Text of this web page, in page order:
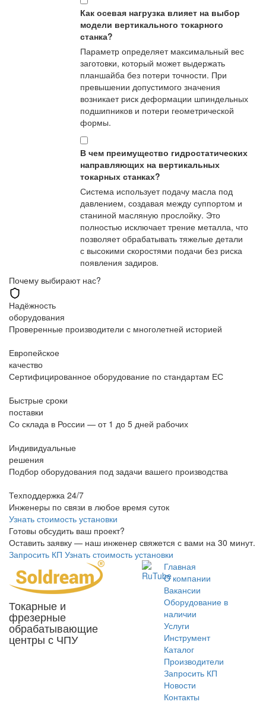
Как осевая нагрузка влияет на выбор
модели вертикального токарного
станка?
Параметр определяет максимальный вес
заготовки, который может выдержать
планшайба без потери точности. При
превышении допустимого значения
возникает риск деформации шпиндельных
подшипников и потери геометрической
формы.
В чем преимущество гидростатических
направляющих на вертикальных
токарных станках?
Система использует подачу масла под
давлением, создавая между суппортом и
станиной масляную прослойку. Это
полностью исключает трение металла, что
позволяет обрабатывать тяжелые детали
с высокими скоростями подачи без риска
появления задиров.
Почему выбирают нас?
Надёжность
оборудования
Проверенные производители с многолетней историей
Европейское
качество
Сертифицированное оборудование по стандартам ЕС
Быстрые сроки
поставки
Со склада в России — от 1 до 5 дней рабочих
Индивидуальные
решения
Подбор оборудования под задачи вашего производства
Техподдержка 24/7
Инженеры по связи в любое время суток
Узнать стоимость установки
Готовы обсудить ваш проект?
Оставить заявку — наш инженер свяжется с вами на 30 минут.
Запросить КП Узнать стоимость установки
Токарные и
фрезерные
обрабатывающие
центры с ЧПУ
Главная
O компании
Вакансии
Оборудование в
наличии
Услуги
Инструмент
Каталог
Производители
Запросить КП
Новости
Контакты